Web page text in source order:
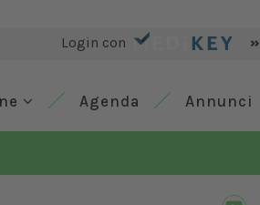
Login con »
Agenda Annunci